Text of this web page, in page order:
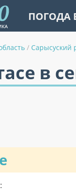
ПОГОДА
/ Сарысуский
в